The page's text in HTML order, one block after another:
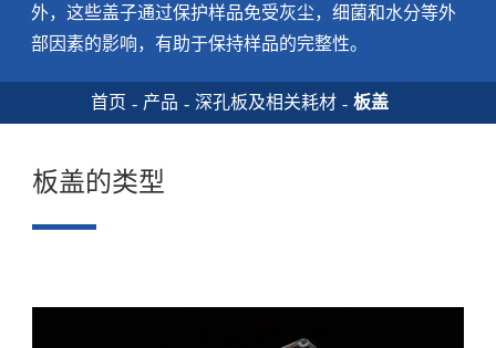
外，这些盖子通过保护样品免受灰尘，细菌和水分等外
部因素的影响，有助于保持样品的完整性。
首页 产品 深孔板及相关耗材 板盖
板盖的类型